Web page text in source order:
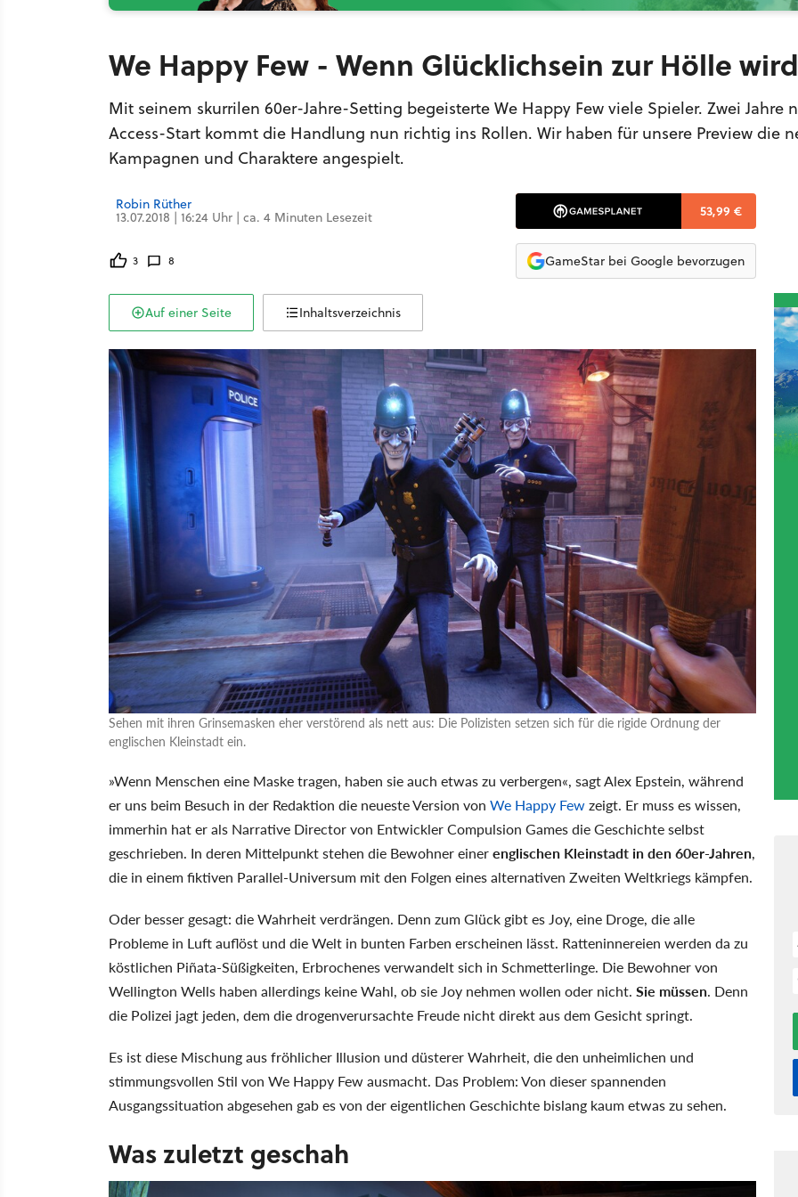
We Happy Few - Wenn Glücklichsein zur Hölle wird
Mit seinem skurrilen 60er-Jahre-Setting begeisterte We Happy Few viele Spieler. Zwei Jahre
Access-Start kommt die Handlung nun richtig ins Rollen. Wir haben für unsere Preview die
Kampagnen und Charaktere angespielt.
Robin Rüther
13.07.2018 | 16:24 Uhr | ca. 4 Minuten Lesezeit
3 8
53,99 €
GameStar bei Google bevorzugen
Auf einer Seite Inhaltsverzeichnis
Sehen mit ihren Grinsemasken eher verstörend als nett aus: Die Polizisten setzen sich für die rigide Ordnung der
englischen Kleinstadt ein.
»Wenn Menschen eine Maske tragen, haben sie auch etwas zu verbergen«, sagt Alex Epstein, während
er uns beim Besuch in der Redaktion die neueste Version von We Happy Fewzeigt. Er muss es wissen,
immerhin hat er als Narrative Director von Entwickler Compulsion Games die Geschichte selbst
geschrieben. In deren Mittelpunkt stehen die Bewohner einerenglischen Kleinstadt in den 60er-Jahren,
die in einem fiktiven Parallel-Universum mit den Folgen eines alternativen Zweiten Weltkriegs kämpfen.
Oder besser gesagt: die Wahrheit verdrängen. Denn zum Glück gibt es Joy, eine Droge, die alle
Probleme in Luft auflöst und die Welt in bunten Farben erscheinen lässt. Ratteninnereien werden da zu
köstlichen Piñata-Süßigkeiten, Erbrochenes verwandelt sich in Schmetterlinge. Die Bewohner von
Wellington Wells haben allerdings keine Wahl, ob sie Joy nehmen wollen oder nicht. Sie müssen. Denn
die Polizei jagt jeden, dem die drogenverursachte Freude nicht direkt aus dem Gesicht springt.
Es ist diese Mischung aus fröhlicher Illusion und düsterer Wahrheit, die den unheimlichen und
stimmungsvollen Stil von We Happy Few ausmacht. Das Problem: Von dieser spannenden
Ausgangssituation abgesehen gab es von der eigentlichen Geschichte bislang kaum etwas zu sehen.
Was zuletzt geschah